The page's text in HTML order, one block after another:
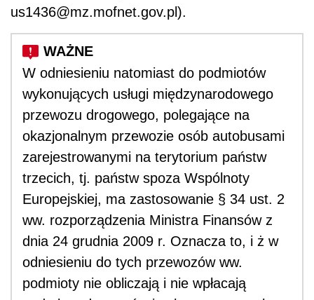
us1436@mz.mofnet.gov.pl).
W odniesieniu natomiast do podmiotów
wykonujących usługi międzynarodowego
przewozu drogowego, polegające na
okazjonalnym przewozie osób autobusami
zarejestrowanymi na terytorium państw
trzecich, tj. państw spoza Wspólnoty
Europejskiej, ma zastosowanie § 34 ust. 2
ww. rozporządzenia Ministra Finansów z
dnia 24 grudnia 2009 r. Oznacza to, i ż w
odniesieniu do tych przewozów ww.
podmioty nie obliczają i nie wpłacają